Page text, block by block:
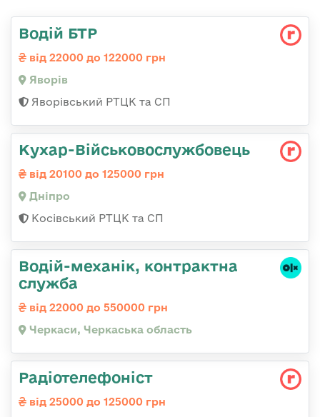
Водій БТР
від 22000 до 122000 грн
Яворів
Яворівський РТЦК та СП
Кухар-Військовослужбовець
від 20100 до 125000 грн
Дніпро
Косівський РТЦК та СП
Водій-механік, контрактна
служба
від 22000 до 550000 грн
Черкаси, Черкаська область
Радіотелефоніст
від 25000 до 125000 грн